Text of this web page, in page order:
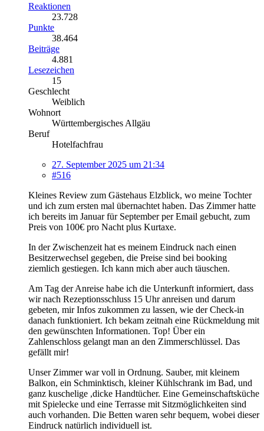
Reaktionen
23.728
Punkte
38.464
Beiträge
4.881
Lesezeichen
15
Geschlecht
Weiblich
Wohnort
Württembergisches Allgäu
Beruf
Hotelfachfrau
27. September 2025 um 21:34
#516
Kleines Review zum Gästehaus Elzblick, wo meine Tochter
und ich zum ersten mal übernachtet haben. Das Zimmer hatte
ich bereits im Januar für September per Email gebucht, zum
Preis von 100€ pro Nacht plus Kurtaxe.
In der Zwischenzeit hat es meinem Eindruck nach einen
Besitzerwechsel gegeben, die Preise sind bei booking
ziemlich gestiegen. Ich kann mich aber auch täuschen.
Am Tag der Anreise habe ich die Unterkunft informiert, dass
wir nach Rezeptionsschluss 15 Uhr anreisen und darum
gebeten, mir Infos zukommen zu lassen, wie der Check-in
danach funktioniert. Ich bekam zeitnah eine Rückmeldung mit
den gewünschten Informationen. Top! Über ein
Zahlenschloss gelangt man an den Zimmerschlüssel. Das
gefällt mir!
Unser Zimmer war voll in Ordnung. Sauber, mit kleinem
Balkon, ein Schminktisch, kleiner Kühlschrank im Bad, und
ganz kuschelige ,dicke Handtücher. Eine Gemeinschaftsküche
mit Spielecke und eine Terrasse mit Sitzmöglichkeiten sind
auch vorhanden. Die Betten waren sehr bequem, wobei dieser
Eindruck natürlich individuell ist.